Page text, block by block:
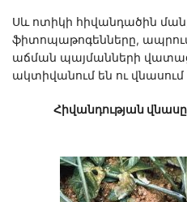
Սև ոտիկի հիվանդածին
ֆիտոպաթոգենները, ապրում
աճման պայմանների
ակտիվանում են ու վնասում
Հիվանդության